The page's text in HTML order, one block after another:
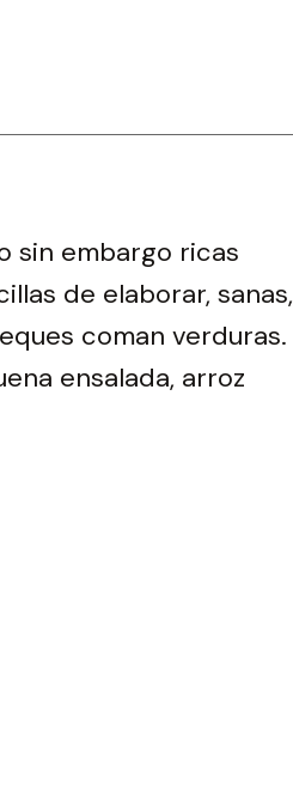
sin embargo ricas
de elaborar, sanas,
coman verduras.
ensalada, arroz